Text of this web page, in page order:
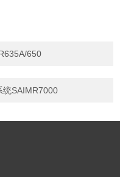
650
统SAIMR7000